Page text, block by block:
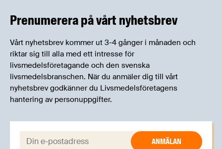
Prenumerera på vårt nyhetsbrev
Vårt nyhetsbrev kommer ut 3-4 gånger i månaden och
riktar sig till alla med ett intresse för
livsmedelsföretagande och den svenska
livsmedelsbranschen. När du anmäler dig till vårt
nyhetsbrev godkänner du Livsmedelsföretagens
hantering av personuppgifter.
E-post: